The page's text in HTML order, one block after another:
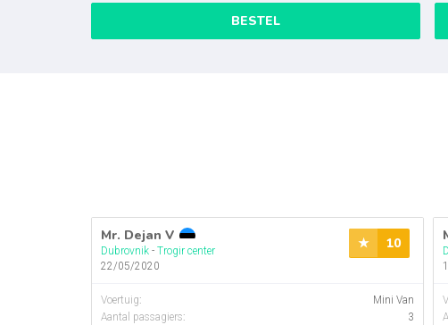
BESTEL
Mr. Dejan V
Dubrovnik - Trogir center
22/05/2020
Voertuig:
Mini Van
Aantal passagiers:
3
10